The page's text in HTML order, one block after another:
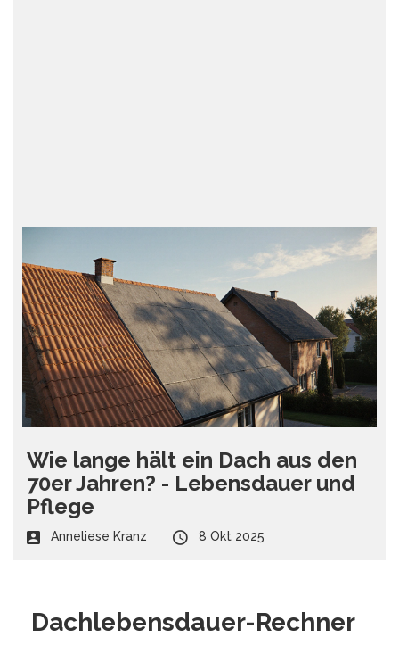
Wie lange hält ein Dach aus den
70er Jahren? - Lebensdauer und
Pflege
Anneliese Kranz 8 Okt 2025
Dachlebensdauer-Rechner